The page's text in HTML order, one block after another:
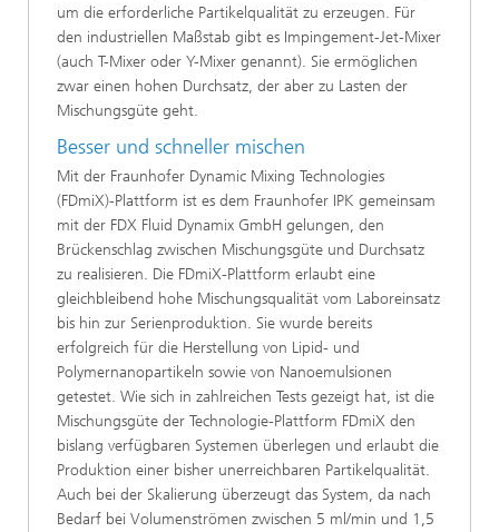
um die erforderliche Partikelqualität zu erzeugen. Für
den industriellen Maßstab gibt es Impingement-Jet-Mixer
(auch T-Mixer oder Y-Mixer genannt). Sie ermöglichen
zwar einen hohen Durchsatz, der aber zu Lasten der
Mischungsgüte geht.
Besser und schneller mischen
Mit der Fraunhofer Dynamic Mixing Technologies
(FDmiX)-Plattform ist es dem Fraunhofer IPK gemeinsam
mit der FDX Fluid Dynamix GmbH gelungen, den
Brückenschlag zwischen Mischungsgüte und Durchsatz
zu realisieren. Die FDmiX-Plattform erlaubt eine
gleichbleibend hohe Mischungsqualität vom Laboreinsatz
bis hin zur Serienproduktion. Sie wurde bereits
erfolgreich für die Herstellung von Lipid- und
Polymernanopartikeln sowie von Nanoemulsionen
getestet. Wie sich in zahlreichen Tests gezeigt hat, ist die
Mischungsgüte der Technologie-Plattform FDmiX den
bislang verfügbaren Systemen überlegen und erlaubt die
Produktion einer bisher unerreichbaren Partikelqualität.
Auch bei der Skalierung überzeugt das System, da nach
Bedarf bei Volumenströmen zwischen 5 ml/min und 1,5